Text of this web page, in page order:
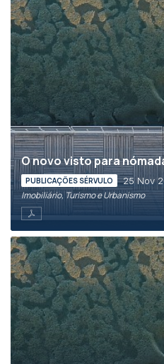
O novo visto para
PUBLICAÇÕES SÉRVULO 25 Nov
Imobiliário, Turismo e Urbanismo